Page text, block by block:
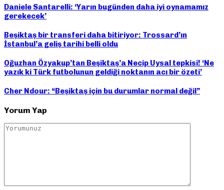
Daniele Santarelli: ‘Yarın bugünden daha iyi oynamamız
gerekecek’
Beşiktaş bir transferi daha bitiriyor: Trossard’ın
İstanbul’a geliş tarihi belli oldu
Oğuzhan Özyakup’tan Beşiktaş’a Necip Uysal tepkisi! ‘Ne
yazık ki Türk futbolunun geldiği noktanın acı bir özeti’
Cher Ndour: “Beşiktaş için bu durumlar normal değil”
Yorum Yap